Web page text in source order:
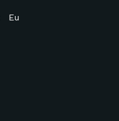
Eu